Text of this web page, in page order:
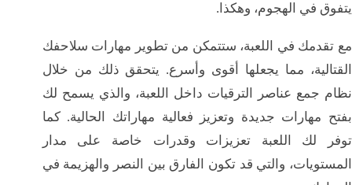
يتفوق في الهجوم، وهكذا.
مع تقدمك في اللعبة، ستتمكن من تطوير مهارات سلاحفك
القتالية، مما يجعلها أقوى وأسرع. يتحقق ذلك من خلال
نظام جمع عناصر الترقيات داخل اللعبة، والذي يسمح لك
بفتح مهارات جديدة وتعزيز فعالية مهاراتك الحالية. كما
توفر لك اللعبة تعزيزات وقدرات خاصة على مدار
المستويات، والتي قد تكون الفارق بين النصر والهزيمة في